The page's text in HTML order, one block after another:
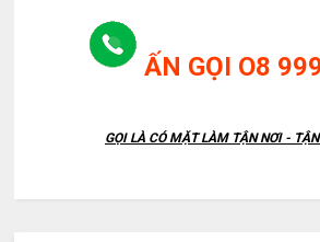
ẤN GỌI O8
GỌI LÀ CÓ MẶT LÀM TẬN NƠI -